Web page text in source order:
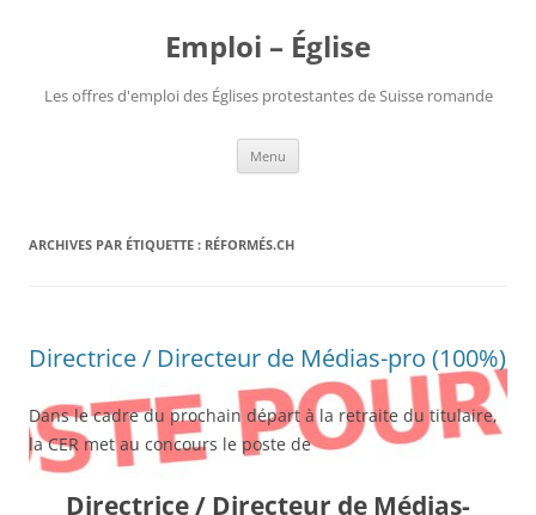
Emploi – Église
Les offres d'emploi des Églises protestantes de Suisse romande
Menu
ARCHIVES PAR ÉTIQUETTE : RÉFORMÉS.CH
Directrice / Directeur de Médias-pro (100%)
Dans le cadre du prochain départ à la retraite du titulaire,
la CER met au concours le poste de
Directrice / Directeur de Médias-